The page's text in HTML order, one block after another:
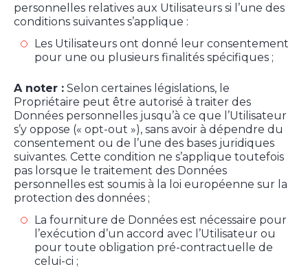
personnelles relatives aux Utilisateurs si l’une des
conditions suivantes s’applique :
Les Utilisateurs ont donné leur consentement
pour une ou plusieurs finalités spécifiques ;
A noter : Selon certaines législations, le
Propriétaire peut être autorisé à traiter des
Données personnelles jusqu’à ce que l’Utilisateur
s’y oppose (« opt-out »), sans avoir à dépendre du
consentement ou de l’une des bases juridiques
suivantes. Cette condition ne s’applique toutefois
pas lorsque le traitement des Données
personnelles est soumis à la loi européenne sur la
protection des données ;
La fourniture de Données est nécessaire pour
l’exécution d’un accord avec l’Utilisateur ou
pour toute obligation pré-contractuelle de
celui-ci ;